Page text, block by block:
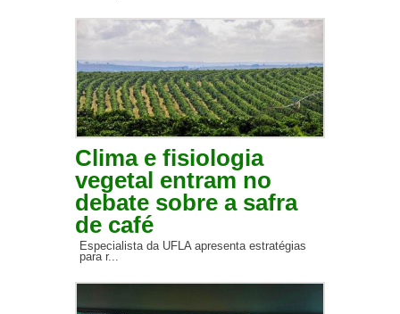
Clima e fisiologia
vegetal entram no
debate sobre a safra
de café
Especialista da UFLA apresenta estratégias
para r...